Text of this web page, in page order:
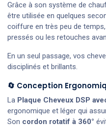
Grâce à son système de
être utilisée en quelques
coiffure en très peu de
pressés ou les retouches
En un seul passage, vos
disciplinés et brillants.
🔄 Conception
La Plaque Cheveux DSP
ergonomique et léger qui
Son cordon rotatif à 360°